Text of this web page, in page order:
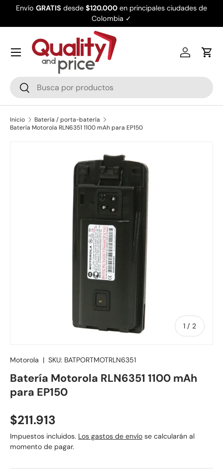
Envío GRATIS desde $120.000 en principales ciudades de
Colombia ✓
Buscar
Buscar
Iniciar
Inicio
Batería / porta-batería
Batería Motorola RLN6351 1100 mAh para EP150
Ir directamente a la información del producto
1 / de
2
Motorola | SKU: BATPORTMOTRLN6351
Batería Motorola RLN6351 1100 mAh
para EP150
Precio normal
$211.913
Impuestos incluidos. Los gastos de envío se calcularán al
momento de pagar.